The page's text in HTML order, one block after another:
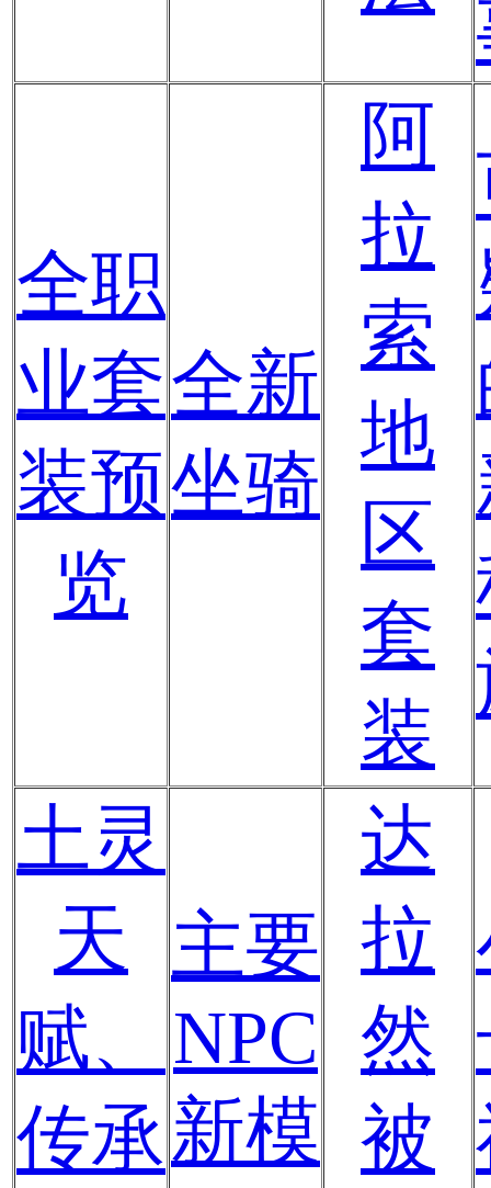
全职
业套
装预
览
全新
坐骑
阿
拉
索
地
区
套
装
土灵
天
赋、
传承
主要
NPC
新模
达
拉
然
被